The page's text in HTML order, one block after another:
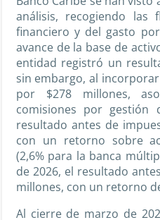
análisis, recogiendo las
financiero y del gasto
avance de la base de
entidad registró un
sin embargo, al
por $278 millones,
comisiones por gestión
resultado antes de
con un retorno sobre
(2,6% para la banca
de 2026, el resultado
millones, con un retorno
Al cierre de marzo de